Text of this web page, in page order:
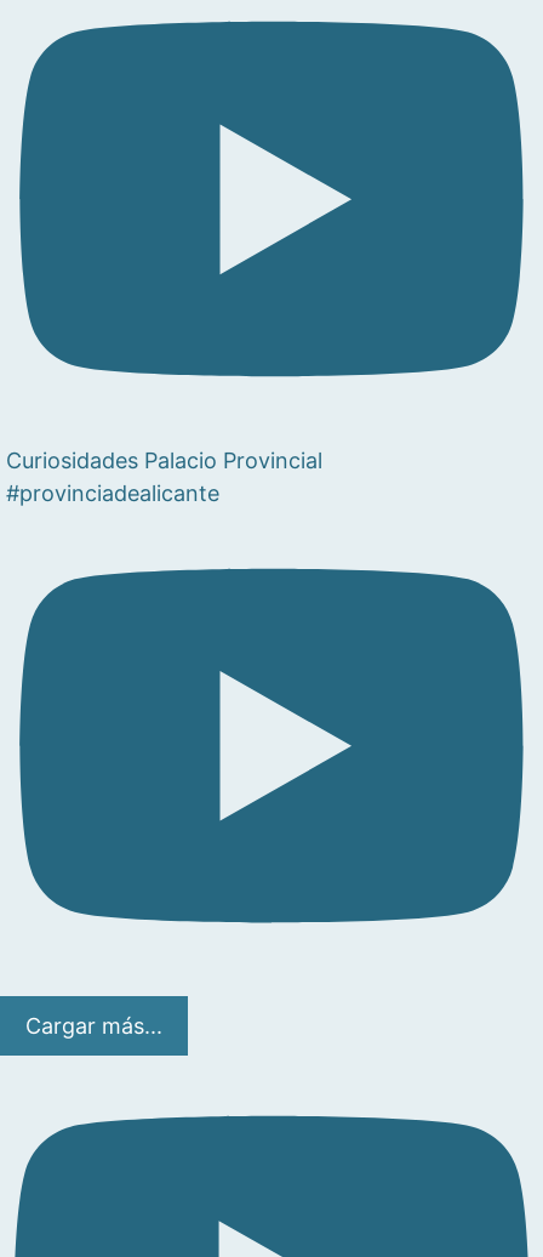
Curiosidades Palacio Provincial
#provinciadealicante
Cargar más...